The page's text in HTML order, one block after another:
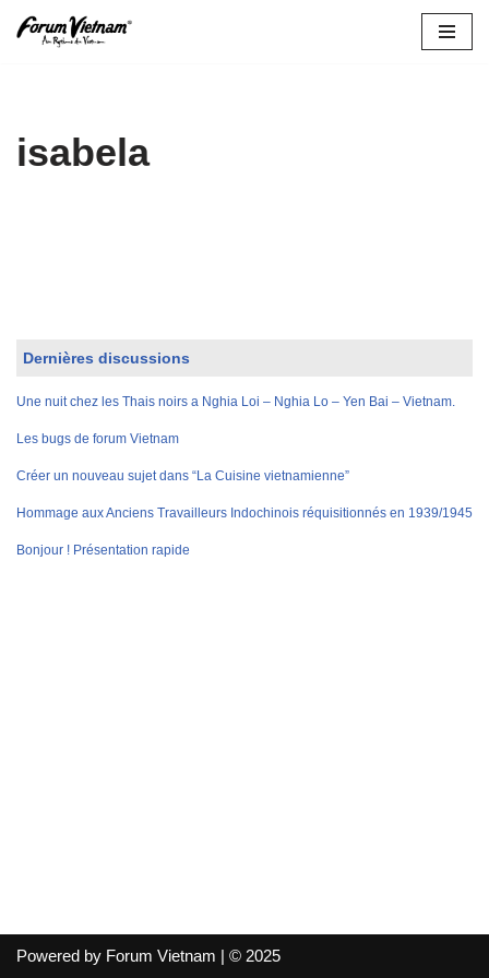
isabela
Dernières discussions
Une nuit chez les Thais noirs a Nghia Loi – Nghia Lo – Yen Bai – Vietnam.
Les bugs de forum Vietnam
Créer un nouveau sujet dans “La Cuisine vietnamienne”
Hommage aux Anciens Travailleurs Indochinois réquisitionnés en 1939/1945
Bonjour ! Présentation rapide
Powered by Forum Vietnam | © 2025